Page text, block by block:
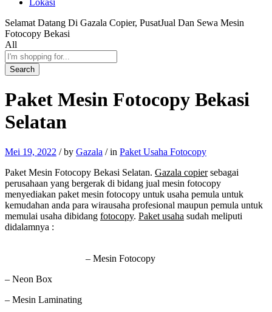
Selamat Datang Di Gazala Copier, PusatJual Dan Sewa Mesin
Fotocopy Bekasi
All
Search
Paket Mesin Fotocopy Bekasi
Selatan
Mei 19, 2022 /by Gazala /in Paket Usaha Fotocopy
Paket Mesin Fotocopy Bekasi Selatan. Gazala copiersebagai
perusahaan yang bergerak di bidang jual mesin fotocopy
menyediakan paket mesin fotocopy untuk usaha pemula untuk
kemudahan anda para wirausaha profesional maupun pemula untuk
memulai usaha dibidang fotocopy. Paket usaha sudah meliputi
didalamnya :
– Mesin Fotocopy
– Neon Box
– Mesin Laminating